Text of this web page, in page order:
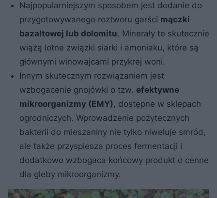
Najpopularniejszym sposobem jest dodanie do
przygotowywanego roztworu garści mączki
bazaltowej lub dolomitu. Minerały te skutecznie
wiążą lotne związki siarki i amoniaku, które są
głównymi winowajcami przykrej woni.
Innym skutecznym rozwiązaniem jest
wzbogacenie gnojówki o tzw. efektywne
mikroorganizmy (EMY) , dostępne w sklepach
ogrodniczych. Wprowadzenie pożytecznych
bakterii do mieszaniny nie tylko niweluje smród,
ale także przyspiesza proces fermentacji i
dodatkowo wzbogaca końcowy produkt o cenne
dla gleby mikroorganizmy.